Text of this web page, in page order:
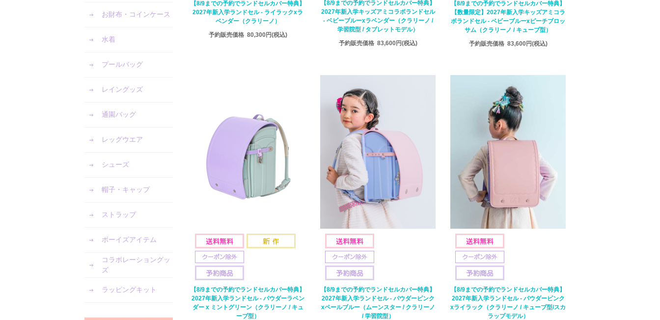
お財布・コインケース
水着
プールバッグ
レイングッズ
通園バッグ
レッグウエア
シューズ
帽子・キャップ
ストラップ
ボーイズアイテム
コラボレーショングッ
ズ
ラッピングキット
【8/9までの予約でランドセルカバー特典】
2027年新入学ランドセル - ライラックxラ
ベンダー（クラリーノ）
予約販売価格 80,300円(税込)
【8/9までの予約でランドセルカバー特典】
2027年新入学キッズアミコラボランドセル
- ベビーブルーxラベンダー（クラリーノ /
学習院型 / タブレットモデル）
予約販売価格 83,600円(税込)
【8/9までの予約でランドセルカバー特典】
【数量限定】2027年新入学キッズアミコラ
ボランドセル - ベビーブルーxピーチブロッ
サム（クラリーノ / キューブ型）
予約販売価格 83,600円(税込)
【8/9までの予約でランドセルカバー特典】
2027年新入学ランドセル - パウダーラベン
ダー x ミントグリーン（クラリーノ / キュ
ーブ型）
【8/9までの予約でランドセルカバー特典】
2027年新入学ランドセル - パウダーピンク
xペールブルー（ムーンスター / クラリーノ
/ 学習院型）
【8/9までの予約でランドセルカバー特典】
2027年新入学ランドセル - パウダーピンク
xライラック（クラリーノ / キューブ型/スカ
ラップモデル）